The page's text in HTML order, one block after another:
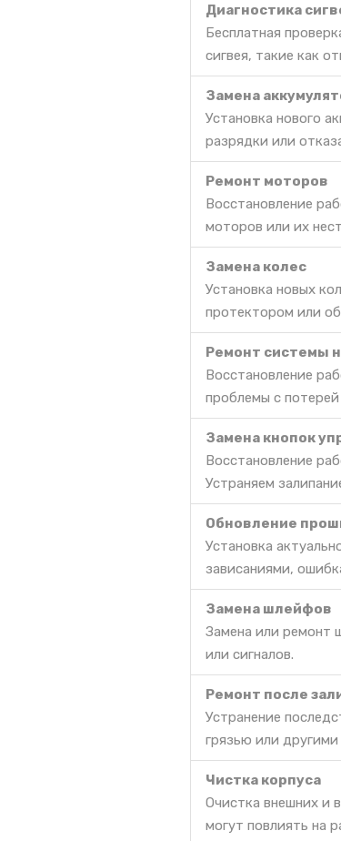
Диагностика
Бесплатная
сигвея, такие как
Замена
Установка нового
разрядки или
Ремонт моторов
Восстановление
моторов или их
Замена колес
Установка новых
протектором или
Ремонт системы
Восстановление
проблемы с
Замена кнопок
Восстановление
Устраняем
Обновление
Установка
зависаниями,
Замена шлейфов
Замена или ремонт
или сигналов.
Ремонт после
Устранение
грязью или
Чистка корпуса
Очистка внешних и
могут повлиять на